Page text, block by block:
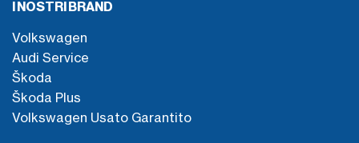
I NOSTRI BRAND
Volkswagen
Audi Service
Škoda
Škoda Plus
Volkswagen Usato Garantito